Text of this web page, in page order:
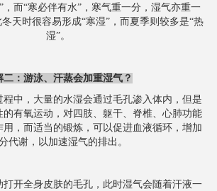
，而“寒必伴有水”，寒气重一分，湿气亦重一
天时很容易形成“寒湿”，而夏季则较多是“热
湿”。
二：游泳、汗蒸会加重湿气？
中，大量的水湿会通过毛孔渗入体内，但是
有氧运动，对四肢、躯干、脊椎、心肺功能
，而适当的锻炼，可以促进血液循环，增加
代谢，以加速湿气的排出。
开全身皮肤的毛孔，此时湿气会随着汗液一